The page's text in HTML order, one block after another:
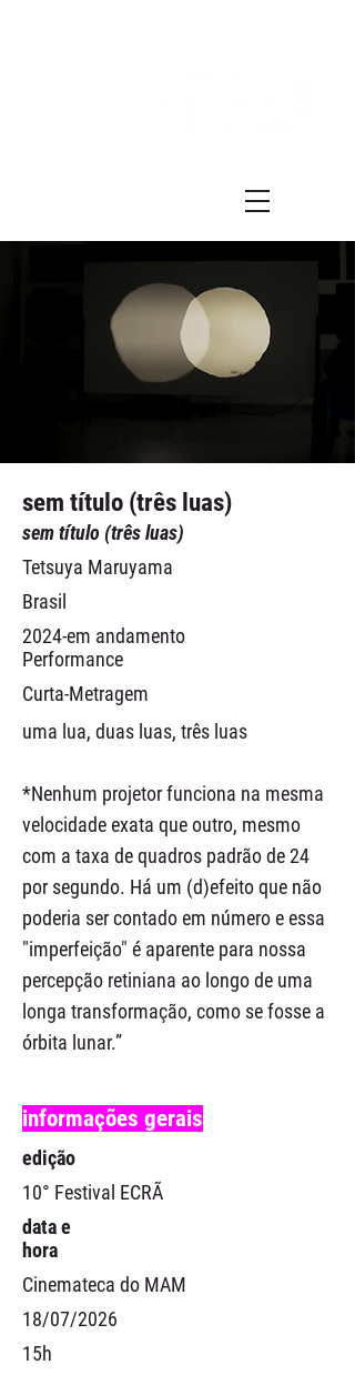
sem título (três luas)
sem título (três luas)
Tetsuya Maruyama
Brasil
2024-em andamento
Performance
Curta-Metragem
uma lua, duas luas, três luas
*Nenhum projetor funciona na mesma
velocidade exata que outro, mesmo
com a taxa de quadros padrão de 24
por segundo. Há um (d)efeito que não
poderia ser contado em número e essa
"imperfeição" é aparente para nossa
percepção retiniana ao longo de uma
longa transformação, como se fosse a
órbita lunar.”
informações gerais
edição
10° Festival ECRÃ
data e
hora
Cinemateca do MAM
18/07/2026
15h